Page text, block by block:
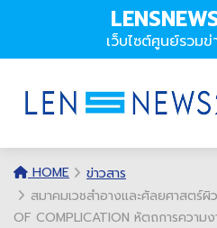
เว็บไซต์ศูนย์รวม
HOME
ข่าวสาร
สมาคมเวชสำอางและศัลยศาสตร์
OF COMPLICATION หัตถการความ